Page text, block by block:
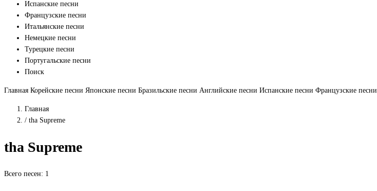
Испанские песни
Французские песни
Итальянские песни
Немецкие песни
Турецкие песни
Португальские песни
Поиск
Главная Корейские песни Японские песни Бразильские песни Английские песни Испанские песни Французские песни
Главная
/ tha Supreme
tha Supreme
Всего песен: 1